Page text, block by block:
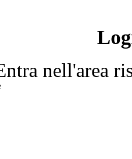
nell'area